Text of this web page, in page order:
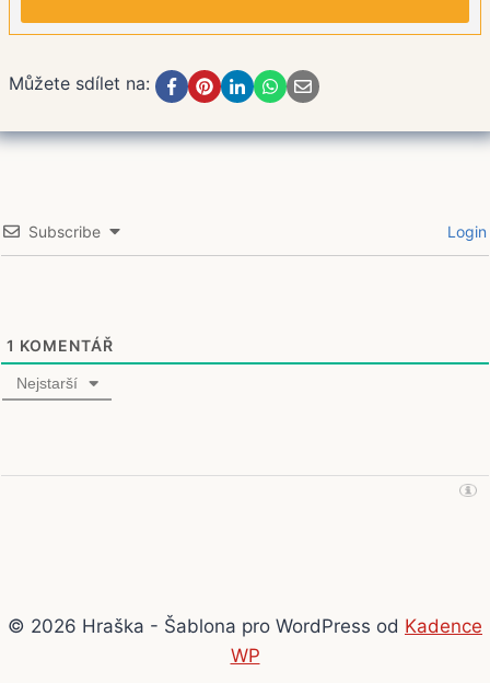
Můžete sdílet na:
Subscribe Login
1 KOMENTÁŘ
Nejstarší
© 2026 Hraška - Šablona pro WordPress od Kadence
WP